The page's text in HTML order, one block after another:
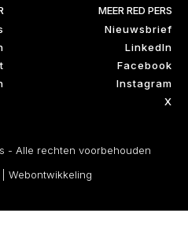
MEER RED PERS
Nieuwsbrief
LinkedIn
Facebook
Instagram
X
- Alle rechten voorbehouden
Webontwikkeling